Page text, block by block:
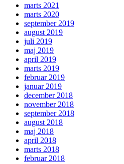
marts 2021
marts 2020
september 2019
august 2019
juli 2019
maj 2019
april 2019
marts 2019
februar 2019
januar 2019
december 2018
november 2018
september 2018
august 2018
maj 2018
april 2018
marts 2018
februar 2018